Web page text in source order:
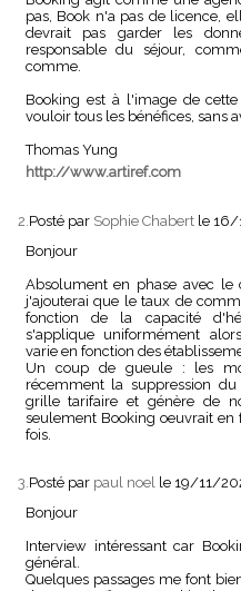
pas, Book n'a pas de licence,
devrait pas garder les
responsable du séjour,
comme.
Booking est à l'image de
vouloir tous les bénéfices, sans
Thomas Yung
http://www.artiref.com
2. Posté par Sophie Chabert le
Bonjour
Absolument en phase avec le
j'ajouterai que le taux de
fonction de la capacité
s'applique uniformément
varie en fonction des
Un coup de gueule : les
récemment la suppression
grille tarifaire et génère de
seulement Booking oeuvrait en
fois.
3.Posté par paul noel le 19/11/
Bonjour
Interview intéressant car
général.
Quelques passages me font